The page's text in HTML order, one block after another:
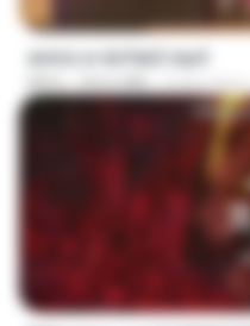
amira w dofda3.mp4
MP4 764.6 MB 2 lata temu